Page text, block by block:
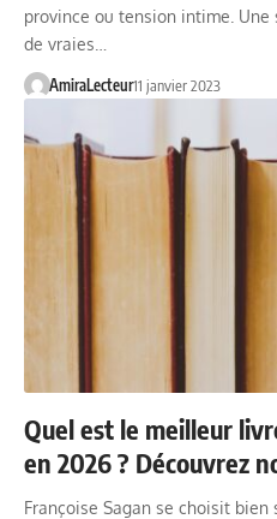
province ou tension intime.
de vraies…
AmiraLecteur11 janvier 2023
Quel est le meilleur
en 2026 ? Découvrez
Françoise Sagan se choisit bien